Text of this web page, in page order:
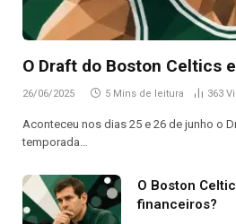
O Draft do Boston Celtics
26/06/2025 5 Mins de leitura 363
Aconteceu nos dias 25 e 26 de junho o
temporada…
O Boston
financeiros?